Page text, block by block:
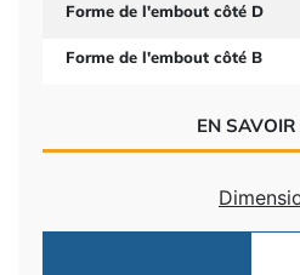
Forme de l'embout côté D
Forme de l'embout côté B
EN